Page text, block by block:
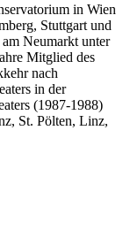
in Wien
Stuttgart und
Neumarkt unter
Mitglied des
nach
in der
(1987-1988)
St. Pölten, Linz,